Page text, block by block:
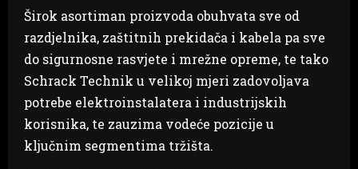
Širok asortiman proizvoda obuhvata sve od
razdjelnika, zaštitnih prekidača i kabela pa sve
do sigurnosne rasvjete i mrežne opreme, te tako
Schrack Technik u velikoj mjeri zadovoljava
potrebe elektroinstalatera i industrijskih
korisnika, te zauzima vodeće pozicije u
ključnim segmentima tržišta.